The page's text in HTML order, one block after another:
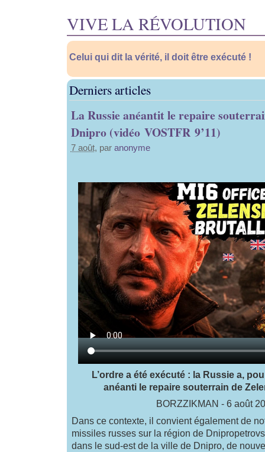
VIVE LA RÉVOLUTION
Celui qui dit la vérité, il doit être exécuté !
Derniers articles
La Russie anéantit le repaire
Dnipro (vidéo VOSTFR 9’11)
7 août, par anonyme
L’ordre a été exécuté : la Russie a,
anéanti le repaire souterrain de
BORZZIKMAN - 6 août
Dans ce contexte, il convient également de
missiles russes sur la région de
dans le sud-est de la ville de Dnipro, de